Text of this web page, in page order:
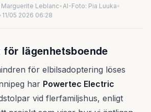
Leblanc•AI-Foto: Pia Luuka•
11/05 2026 06:28
lägenhetsboende
för elbilsadoptering löses
har Powertec Electric
vid flerfamiljshus, enligt